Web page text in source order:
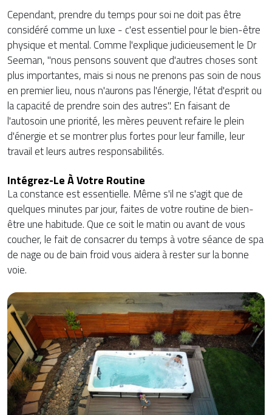
Cependant, prendre du temps pour soi ne doit pas être
considéré comme un luxe - c'est essentiel pour le bien-être
physique et mental. Comme l'explique judicieusement le Dr
Seeman, "nous pensons souvent que d'autres choses sont
plus importantes, mais si nous ne prenons pas soin de nous
en premier lieu, nous n'aurons pas l'énergie, l'état d'esprit ou
la capacité de prendre soin des autres". En faisant de
l'autosoin une priorité, les mères peuvent refaire le plein
d'énergie et se montrer plus fortes pour leur famille, leur
travail et leurs autres responsabilités.
Intégrez-Le À Votre Routine
La constance est essentielle. Même s'il ne s'agit que de
quelques minutes par jour, faites de votre routine de bien-
être une habitude. Que ce soit le matin ou avant de vous
coucher, le fait de consacrer du temps à votre séance de spa
de nage ou de bain froid vous aidera à rester sur la bonne
voie.